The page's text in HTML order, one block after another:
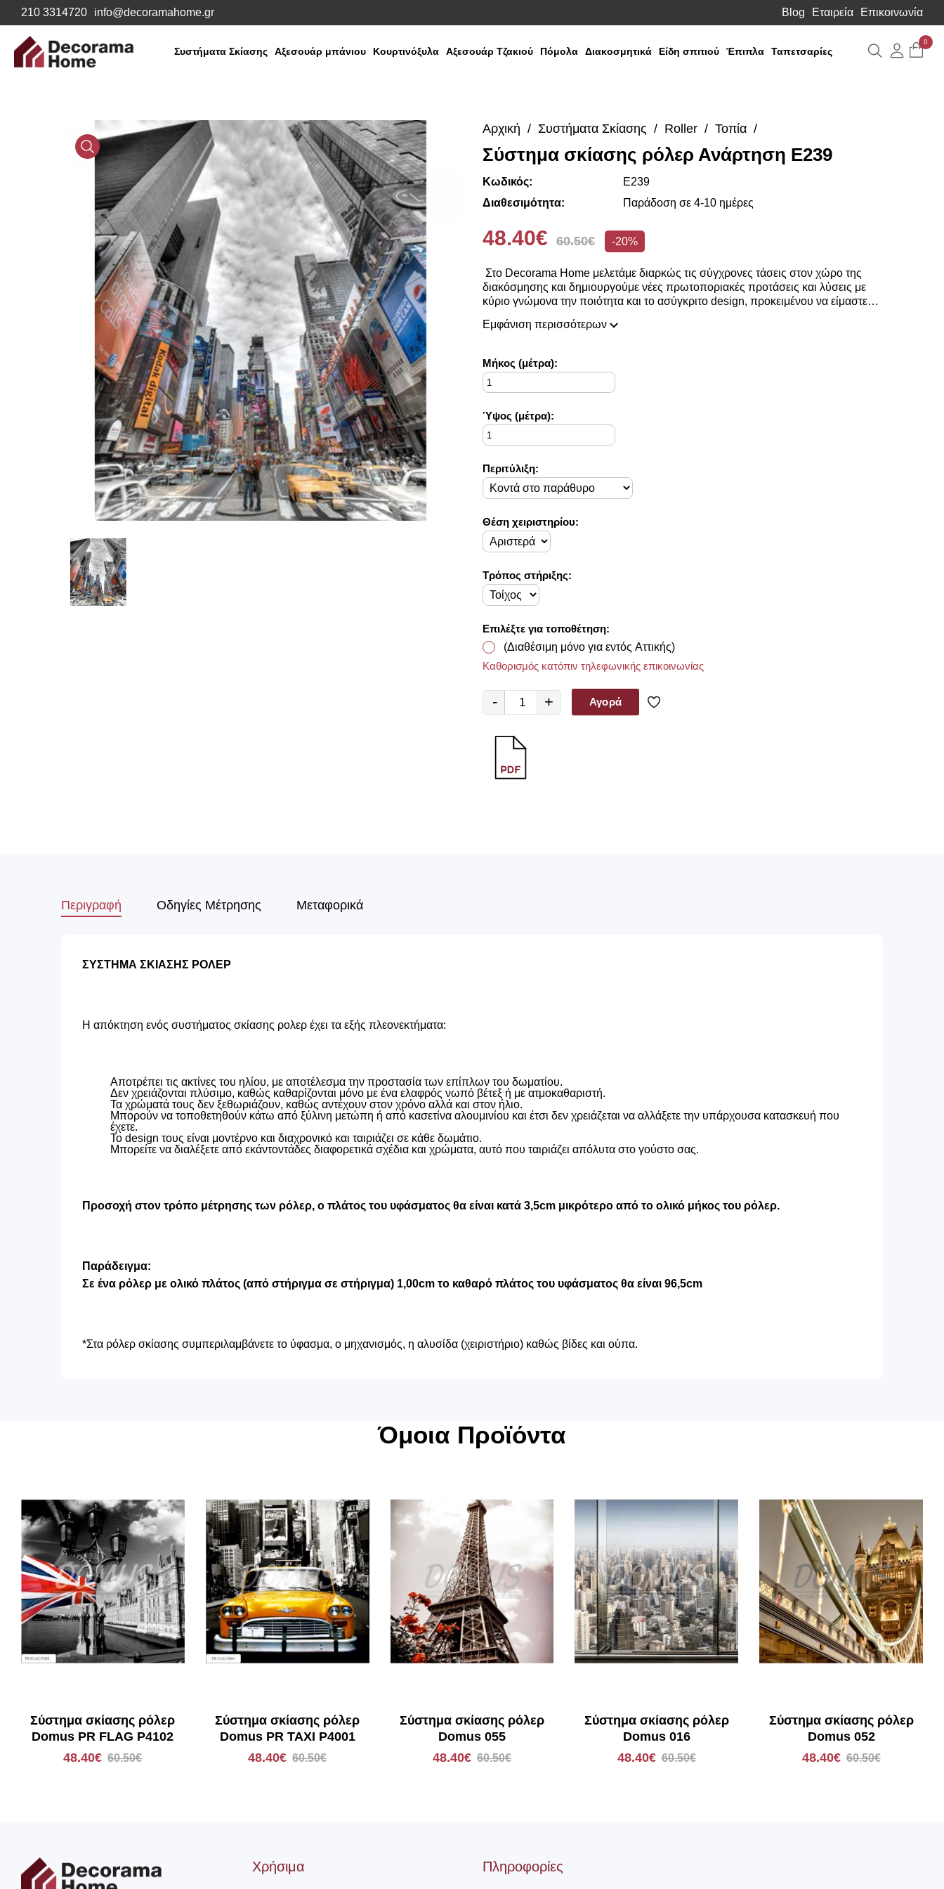
210 3314720 info@decoramahome.gr Blog Εταιρεία Επικοινωνία
Συστήματα Σκίασης Αξεσουάρ μπάνιου Κουρτινόξυλα Αξεσουάρ Τζακιού Πόμολα Διακοσμητικά Είδη σπιτιού Έπιπλα Ταπετσαρίες Αναζήτηση
0
Media
Gallery
Αρχική Συστήματα Σκίασης Roller Τοπία
Σύστημα σκίασης ρόλερ Ανάρτηση E239
Κωδικός:
E239
Διαθεσιμότητα:
Παράδοση σε 4-10 ημέρες
48.40€ 60.50€ -20%
Στο Decorama Home μελετάμε διαρκώς τις σύγχρονες τάσεις στον χώρο της
διακόσμησης και δημιουργούμε νέες πρωτοποριακές προτάσεις και λύσεις με
κύριο γνώμονα την ποιότητα και το ασύγκριτο design, προκειμένου να είμαστε
Η συλλογή μας ανανεώνεται ριζικά κάθε σεζόν και εμπλουτίζεται με φρέσκες
Στο Decorama Home έχουμε ως στόχο να χαρίσουμε χρώμα και ασύγκριτο στυλ
στο προσωπικό σας χώρο και να τον αναδείξουμε με τον πιο όμορφο τρόπο!
Εμφάνιση περισσότερων
Mήκος (μέτρα):
Ύψος (μέτρα):
Περιτύλιξη:
Θέση χειριστηρίου:
Τρόπος στήριξης:
Επιλέξτε για τοποθέτηση:
(Διαθέσιμη μόνο για εντός Αττικής)
Καθορισμός κατόπιν τηλεφωνικής επικοινωνίας
- + Αγορά
Περιγραφή Οδηγίες Μέτρησης Μεταφορικά
ΣΥΣΤΗΜΑ ΣΚΙΑΣΗΣ ΡΟΛΕΡ
Η απόκτηση ενός συστήματος σκίασης ρολερ έχει τα εξής πλεονεκτήματα:
Αποτρέπει τις ακτίνες του ηλίου, με αποτέλεσμα την προστασία των επίπλων του δωματίου.
Δεν χρειάζονται πλύσιμο, καθώς καθαρίζονται μόνο με ένα ελαφρός νωπό βέτεξ ή με ατμοκαθαριστή.
Τα χρώματά τους δεν ξεθωριάζουν, καθώς αντέχουν στον χρόνο αλλά και στον ήλιο.
Μπορούν να τοποθετηθούν κάτω από ξύλινη μετώπη ή από κασετίνα αλουμινίου και έτσι δεν χρειάζεται να αλλάξετε την υπάρχουσα κατασκευή που
έχετε.
Το design τους είναι μοντέρνο και διαχρονικό και ταιριάζει σε κάθε δωμάτιο.
Μπορείτε να διαλέξετε από εκάντοντάδες διαφορετικά σχέδια και χρώματα, αυτό που ταιριάζει απόλυτα στο γούστο σας.
Προσοχή στον τρόπο μέτρησης των ρόλερ, ο πλάτος του υφάσματος θα είναι κατά 3,5cm μικρότερο από το ολικό μήκος του ρόλερ.
Παράδειγμα:
Σε ένα ρόλερ με ολικό πλάτος (από στήριγμα σε στήριγμα) 1,00cm το καθαρό πλάτος του υφάσματος θα είναι 96,5cm
*Στα ρόλερ σκίασης συμπεριλαμβάνετε το ύφασμα, ο μηχανισμός, η αλυσίδα (χειριστήριο) καθώς βίδες και ούπα.
Όμοια Προϊόντα
Σύστημα σκίασης ρόλερ
Domus PR FLAG P4102
48.40€ 60.50€
Σύστημα σκίασης ρόλερ
Domus PR TAXI P4001
48.40€ 60.50€
Σύστημα σκίασης ρόλερ
Domus 055
48.40€ 60.50€
Σύστημα σκίασης ρόλερ
Domus 016
48.40€ 60.50€
Σύστημα σκίασης ρόλερ
Domus 052
48.40€ 60.50€
Χρήσιμα Πληροφορίες